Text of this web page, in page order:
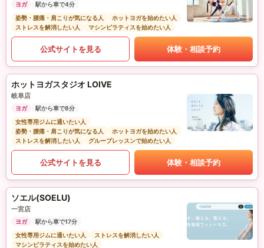
ヨガ
駅から車で4分
姿勢・腰痛・肩こりが気になる人
ホットヨガを始めたい人
ストレスを解消したい人
マシンピラティスを始めたい人
公式サイトを見る 体験・相談予約
ホットヨガスタジオ LOIVE
岐阜店
ヨガ
駅から車で8分
女性専用ジムに通いたい人
姿勢・腰痛・肩こりが気になる人
ホットヨガを始めたい人
ストレスを解消したい人
グループレッスンで始めたい人
公式サイトを見る 体験・相談予約
ソエル(SOELU)
一宮店
ヨガ
駅から車で17分
女性専用ジムに通いたい人
ストレスを解消したい人
マシンピラティスを始めたい人